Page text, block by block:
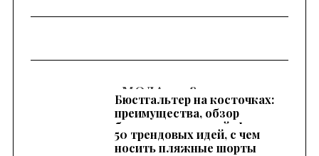
МОДА 2018
Женские камуфляжные
шорты – повседневный
элемент летнего образа
Бюстгальтер на косточках:
преимущества, обзор
брендовых моделей, фото
50 трендовых идей, с чем
носить пляжные шорты